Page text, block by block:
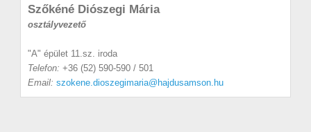
Szőkéné Diószegi Mária
osztályvezető
"A" épület 11.sz. iroda
Telefon: +36 (52) 590-590 / 501
Email: szokene.dioszegimaria@hajdusamson.hu